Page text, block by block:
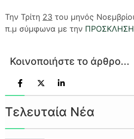
Την Τρίτη 23 του μηνός
π.μ σύμφωνα με την
Κοινοποιήστε το άρθρο...
Τελευταία Νέα